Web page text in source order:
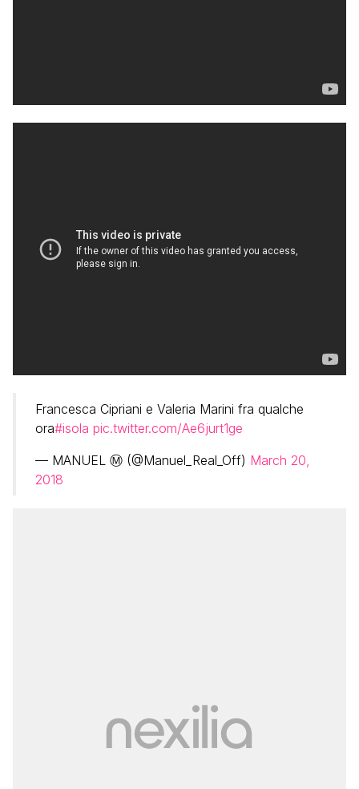
Francesca Cipriani e Valeria Marini fra qualche
ora#isola pic.twitter.com/Ae6jurt1ge
— MANUEL Ⓜ️ (@Manuel_Real_Off) March 20,
2018